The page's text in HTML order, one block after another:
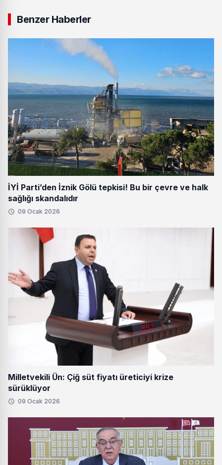
Benzer Haberler
İYİ Parti’den İznik Gölü tepkisi! Bu bir çevre ve halk
sağlığı skandalıdır
09 Ocak 2026
Milletvekili Ün: Çiğ süt fiyatı üreticiyi krize
sürüklüyor
09 Ocak 2026